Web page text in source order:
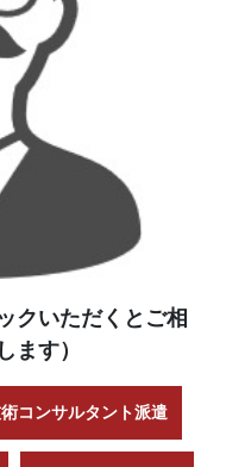
クいただくとご相
ます）
コンサルタント派遣